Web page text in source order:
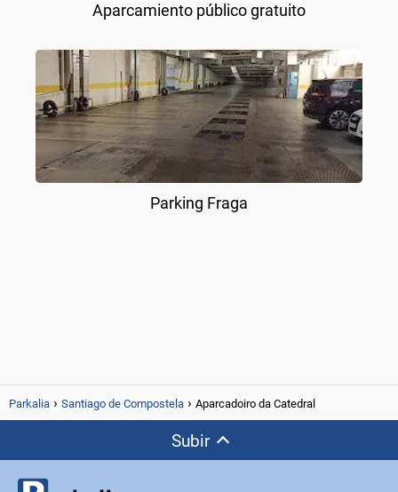
Aparcamiento público gratuito
Parking Fraga
Parkalia Santiago de Compostela Aparcadoiro da Catedral
Subir